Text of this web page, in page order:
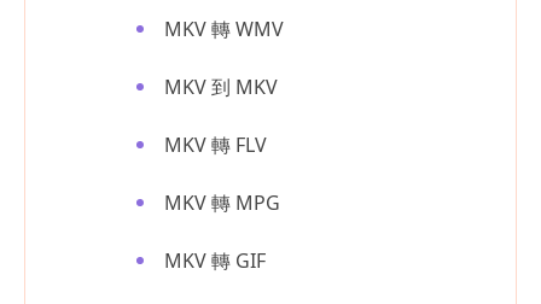
MKV 轉 WMV
MKV 到 MKV
MKV 轉 FLV
MKV 轉 MPG
MKV 轉 GIF